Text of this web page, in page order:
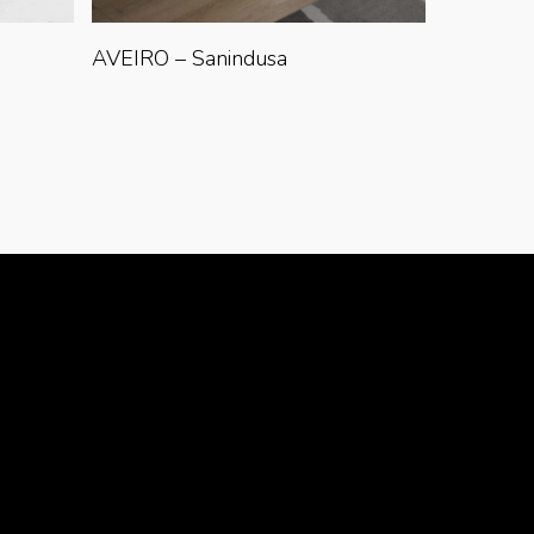
Lire La Suite
AVEIRO – Sanindusa